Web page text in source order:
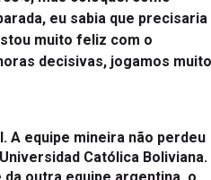
eu sabia que precisaria
muito feliz com o
decisivas, jogamos muito
A equipe mineira não perdeu
Católica Boliviana.
outra equipe argentina, o